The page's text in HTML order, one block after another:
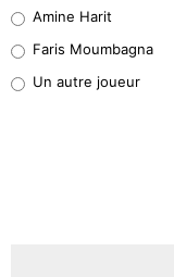
1%
9%
Amine Harit
Faris Moumbagna
Un autre joueur